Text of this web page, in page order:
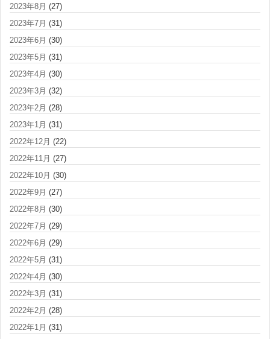
2023年8月 (27)
2023年7月 (31)
2023年6月 (30)
2023年5月 (31)
2023年4月 (30)
2023年3月 (32)
2023年2月 (28)
2023年1月 (31)
2022年12月 (22)
2022年11月 (27)
2022年10月 (30)
2022年9月 (27)
2022年8月 (30)
2022年7月 (29)
2022年6月 (29)
2022年5月 (31)
2022年4月 (30)
2022年3月 (31)
2022年2月 (28)
2022年1月 (31)